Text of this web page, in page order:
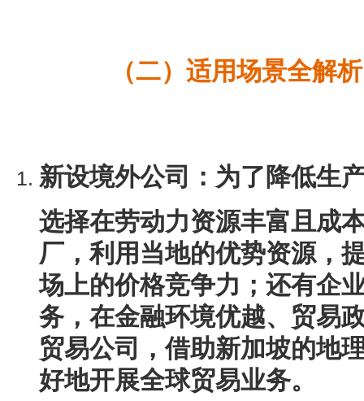
（二）适用场景全解析
新设境外公司 ：为了降低生
选择在劳动力资源丰富且成
厂，利用当地的优势资源，
场上的价格竞争力；还有企
务，在金融环境优越、贸易
贸易公司，借助新加坡的地
好地开展全球贸易业务。